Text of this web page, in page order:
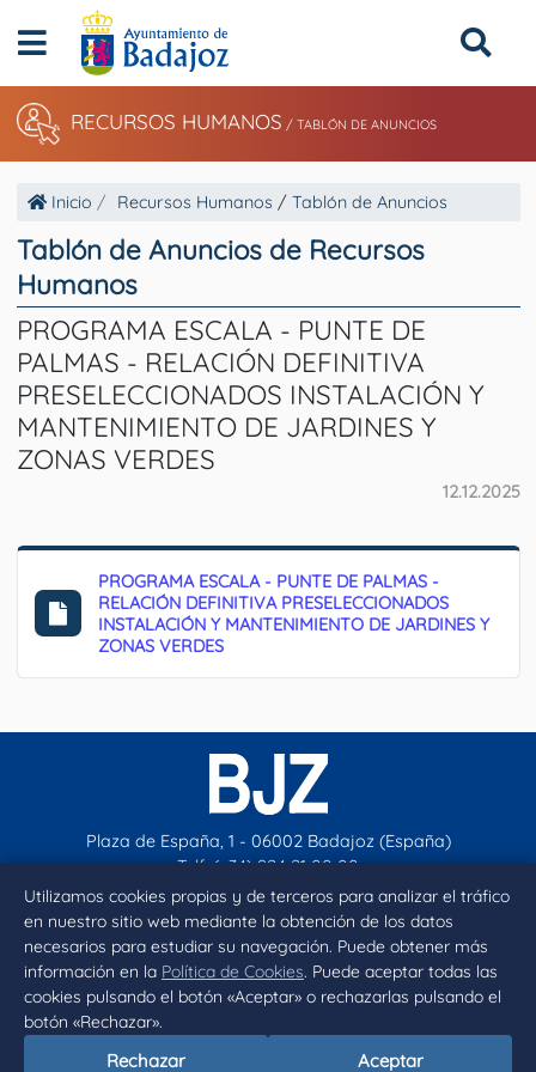
Utilizamos cookies propias y de terceros para analizar el tráfico
en nuestro sitio web mediante la obtención de los datos
necesarios para estudiar su navegación. Puede obtener más
información en la Política de Cookies. Puede aceptar todas las
cookies pulsando el botón «Aceptar» o rechazarlas pulsando el
botón «Rechazar».
Rechazar Aceptar
RECURSOS HUMANOS / TABLÓN DE ANUNCIOS
Inicio Recursos Humanos / Tablón de Anuncios
Tablón de Anuncios de Recursos
Humanos
PROGRAMA ESCALA - PUNTE DE
PALMAS - RELACIÓN DEFINITIVA
PRESELECCIONADOS INSTALACIÓN Y
MANTENIMIENTO DE JARDINES Y
ZONAS VERDES
12.12.2025
PROGRAMA ESCALA - PUNTE DE PALMAS -
RELACIÓN DEFINITIVA PRESELECCIONADOS
INSTALACIÓN Y MANTENIMIENTO DE JARDINES Y
ZONAS VERDES
Plaza de España, 1 - 06002 Badajoz (España)
Telf. (+34) 924 21 00 00
contacto@aytobadajoz.es
Facebook
X Instagram
YouTube
Inicio Aviso legal
Declaración de accesibilidad